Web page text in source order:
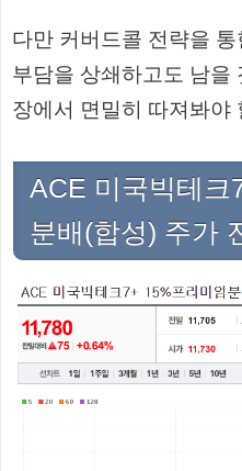
다만 커버드콜 전략을
부담을 상쇄하고도 남을
장에서 면밀히 따져봐야
ACE 미국빅테크
분배(합성) 주가